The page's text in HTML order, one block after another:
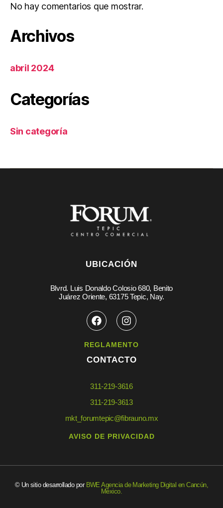
No hay comentarios que mostrar.
Archivos
abril 2024
Categorías
Sin categoría
UBICACIÓN
Blvrd. Luis Donaldo Colosio 680, Benito
Juárez Oriente, 63175 Tepic, Nay.
REGLAMENTO
CONTACTO
311-219-3616
311-219-3613
mkt_forumtepic@fibrauno.mx
AVISO DE PRIVACIDAD
© Un sitio desarrollado por BWE Agencia de Marketing Digital en Cancún,
México.